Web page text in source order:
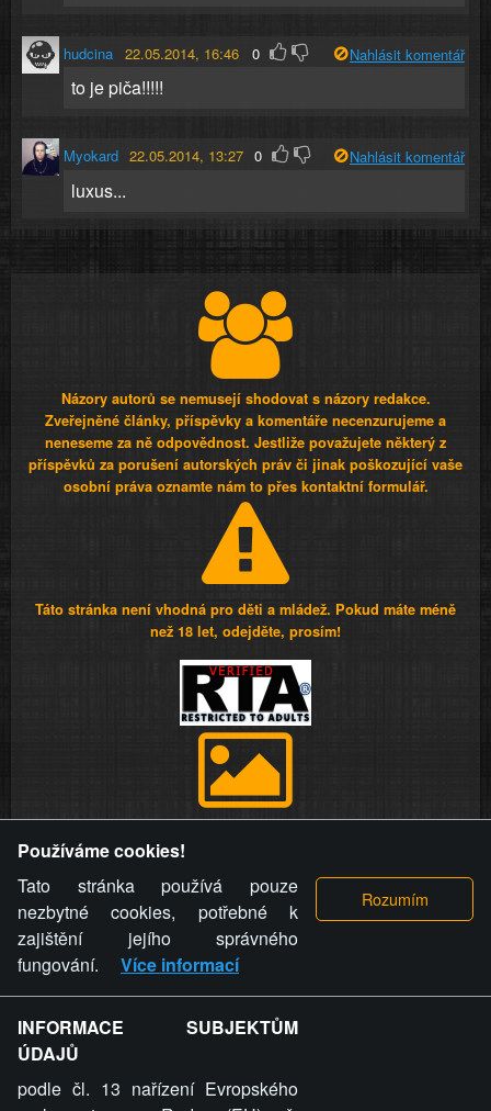
hudcina 22.05.2014, 16:46 0 Nahlásit komentář
to je piča!!!!!
Myokard 22.05.2014, 13:27 0 Nahlásit komentář
luxus...
Názory autorů se nemusejí shodovat s názory redakce.
Zveřejněné články, příspěvky a komentáře necenzurujeme a
neneseme za ně odpovědnost. Jestliže považujete některý z
příspěvků za porušení autorských práv či jinak poškozující vaše
osobní práva oznamte nám to přes kontaktní formulář.
Táto stránka není vhodná pro děti a mládež. Pokud máte méně
než 18 let, odejděte, prosím!
videa a komentáře. Osoba, které se toto opatření provozovatele
stránky týče, ani osoba, která umístila fotografii nebo video na
stránku, nemůže z důvodu odstranění fotografie, videa nebo
komentáře pro výše uvedenou okolnost uplatnit vůči
provozovateli stránky žádný nárok na náhradu škody nebo
nemajetkové újmy.
ZVRÁCENÝ.CZ - Svět není zvrácenej. To jen
ty lidi...
Používáme cookies!
Tato stránka používá pouze
nezbytné cookies, potřebné k
zajištění jejího správného
fungování.
Více informací
INFORMACE SUBJEKTŮM
ÚDAJŮ
podle čl. 13 nařízení Evropského